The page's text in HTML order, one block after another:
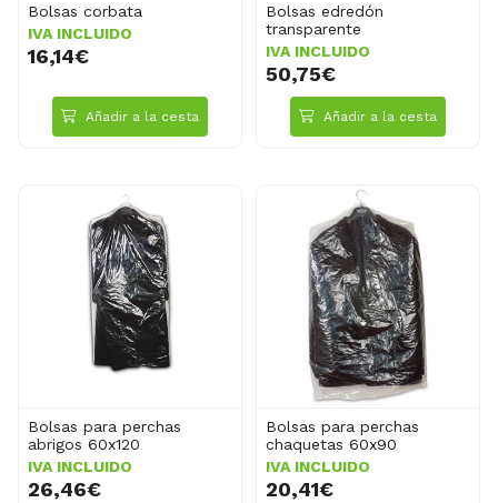
Bolsas corbata
IVA INCLUIDO
16,14€
Añadir a la cesta
Bolsas edredón
transparente
IVA INCLUIDO
50,75€
Añadir a la cesta
Bolsas para perchas
abrigos 60x120
IVA INCLUIDO
26,46€
Bolsas para perchas
chaquetas 60x90
IVA INCLUIDO
20,41€